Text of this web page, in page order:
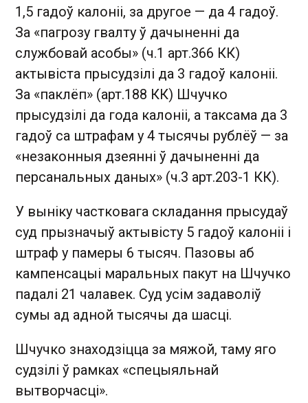
1,5 гадоў калоніі, за другое — да 4 гадоў.
За «пагрозу гвалту ў дачыненні да
службовай асобы» (ч.1 арт.366 КК)
актывіста прысудзілі да 3 гадоў калоніі.
За «паклёп» (арт.188 КК) Шчучко
прысудзілі да года калоніі, а таксама да 3
гадоў са штрафам у 4 тысячы рублёў — за
«незаконныя дзеянні ў дачыненні да
персанальных даных» (ч.3 арт.203-1 КК).
У выніку частковага складання прысудаў
суд прызначыў актывісту 5 гадоў калоніі і
штраф у памеры 6 тысяч. Пазовы аб
кампенсацыі маральных пакут на Шчучко
падалі 21 чалавек. Суд усім задаволіў
сумы ад адной тысячы да шасці.
Шчучко знаходзіцца за мяжой, таму яго
судзілі ў рамках «спецыяльнай
вытворчасці».